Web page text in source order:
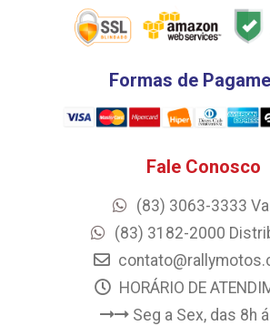
Formas de
Fale Conosco
(83) 3063-3333
(83) 3182-2000
HORÁRIO DE
Seg a Sex, das 8h